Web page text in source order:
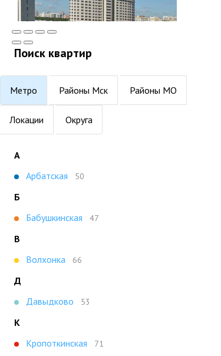
Поиск квартир
Метро Районы Мск Районы МО
Локации Округа
А
Арбатская
50
Б
Бабушкинская
47
В
Волхонка
66
Д
Давыдково
53
К
Кропоткинская
71